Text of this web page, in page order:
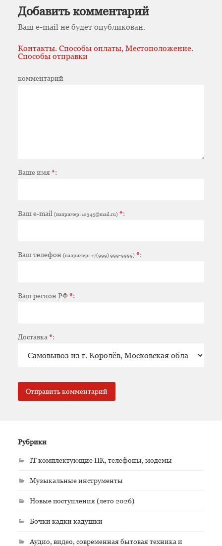
Добавить комментарий
Ваш e-mail не будет опубликован.
Контакты. Способы оплаты, Местоположение.
Способы отправки
комментарий
Ваше имя*:
Ваш e-mail (например: 12345@mail.ru) *:
Ваш телефон (например: +7(999) 999-9999) *:
Ваш регион РФ*:
Доставка *:
Рубрики
IT комплектующие ПК, телефоны, модемы
Музыкальные инструменты
Новые поступления (лето 2026)
Бочки кадки кадушки
Аудио, видео, современная бытовая техника и